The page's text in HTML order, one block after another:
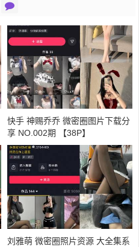
快手 神赐乔乔 微密圈图片下载分
享 NO.002期 【38P】
刘雅萌 微密圈照片资源 大全集系